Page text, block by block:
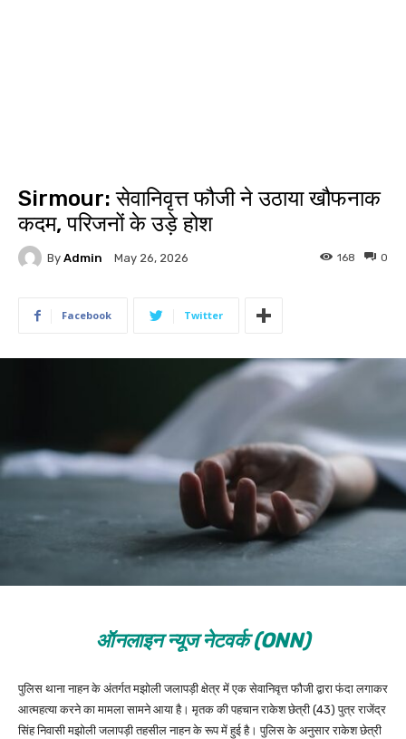
Sirmour: सेवानिवृत्त फौजी ने उठाया खौफनाक
कदम, परिजनों के उड़े होश
By Admin May 26, 2026 0
168
Facebook Twitter
ऑनलाइन न्यूज नेटवर्क (ONN)
पुलिस थाना नाहन के अंतर्गत मझोली जलापड़ी क्षेत्र में एक सेवानिवृत्त फौजी द्वारा फंदा लगाकर
आत्महत्या करने का मामला सामने आया है। मृतक की पहचान राकेश छेत्री (43) पुत्र राजेंद्र
सिंह निवासी मझोली जलापड़ी तहसील नाहन के रूप में हुई है। पुलिस के अनुसार राकेश छेत्री